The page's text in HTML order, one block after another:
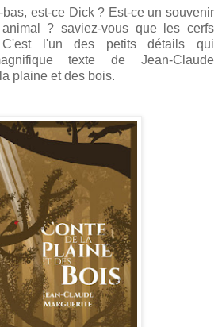
est-ce Dick ? Est-ce un souvenir
? saviez-vous que les cerfs
l'un des petits détails qui
texte de Jean-Claude
plaine et des bois.